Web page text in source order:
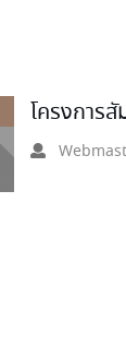
โครงการ